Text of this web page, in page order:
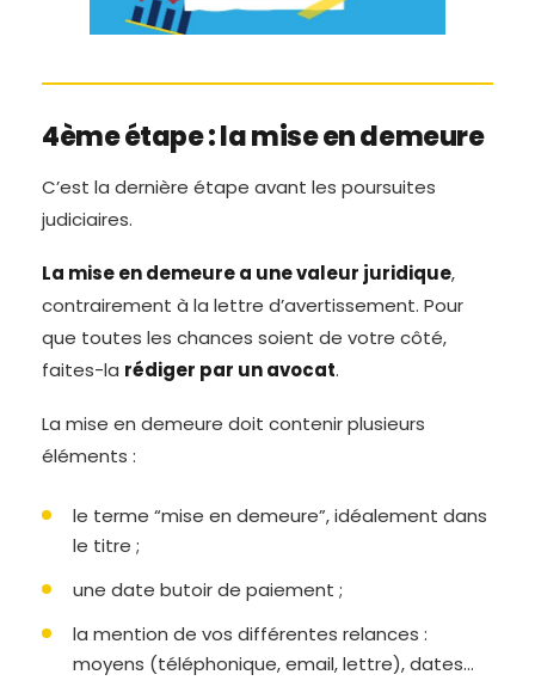
4ème étape : la mise en demeure
C’est la dernière étape avant les poursuites
judiciaires.
La mise en demeure a une valeur juridique,
contrairement à la lettre d’avertissement. Pour
que toutes les chances soient de votre côté,
faites-la rédiger par un avocat.
La mise en demeure doit contenir plusieurs
éléments :
le terme “mise en demeure”, idéalement dans
le titre ;
une date butoir de paiement ;
la mention de vos différentes relances :
moyens (téléphonique, email, lettre), dates…